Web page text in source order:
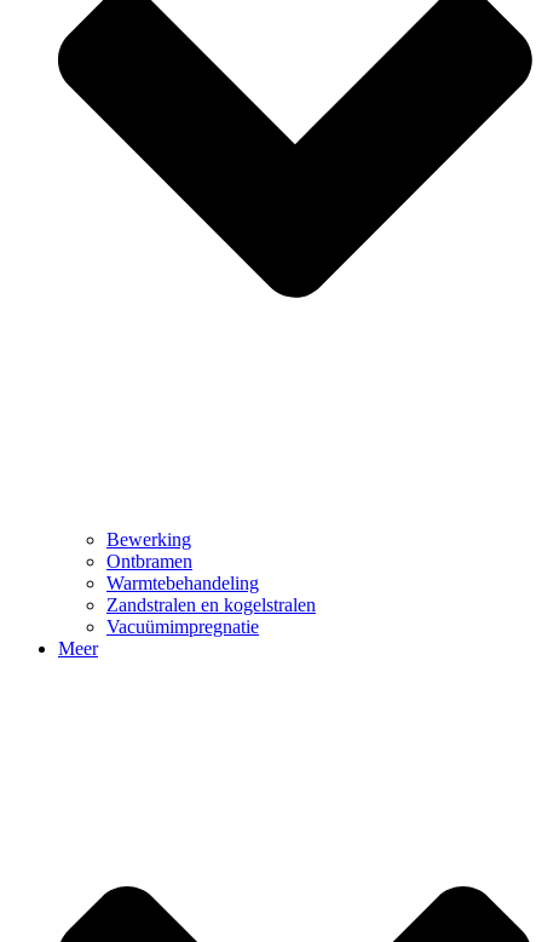
Bewerking
Ontbramen
Warmtebehandeling
Zandstralen en kogelstralen
Vacuümimpregnatie
Meer